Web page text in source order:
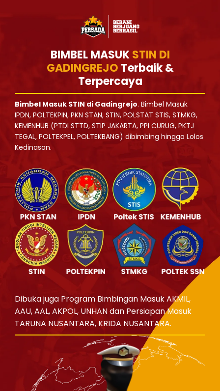
BIMBEL MASUKSTIN DI
GADINGREJO Terbaik &
Terpercaya
Bimbel Masuk STIN di Gadingrejo. Bimbel Masuk
IPDN, POLTEKPIN, PKN STAN, STIN, POLSTAT STIS, STMKG,
KEMENHUB (PTDI STTD, STIP JAKARTA, PPI CURUG, PKTJ
TEGAL, POLTEKPEL, POLTEKBANG) dibimbing hingga Lolos
Kedinasan.
Dibuka juga Program Bimbingan Masuk AKMIL,
AAU, AAL, AKPOL, UNHAN dan Persiapan Masuk
TARUNA NUSANTARA, KRIDA NUSANTARA.